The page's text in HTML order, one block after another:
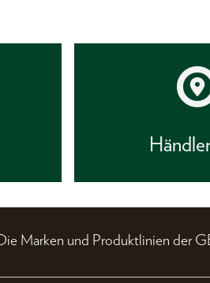
Marken und Produktlinien der